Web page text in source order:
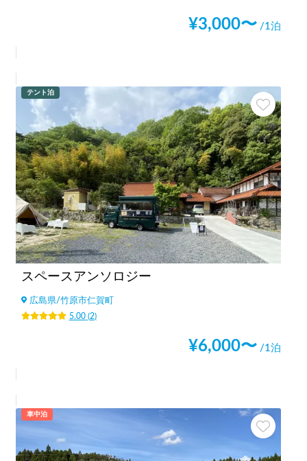
¥3,000〜 /1泊
テント泊
スペースアンソロジー
広島県/竹原市仁賀町
5.00(2)
¥6,000〜 /1泊
車中泊